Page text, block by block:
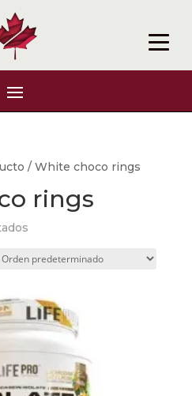
/ White choco rings
rings